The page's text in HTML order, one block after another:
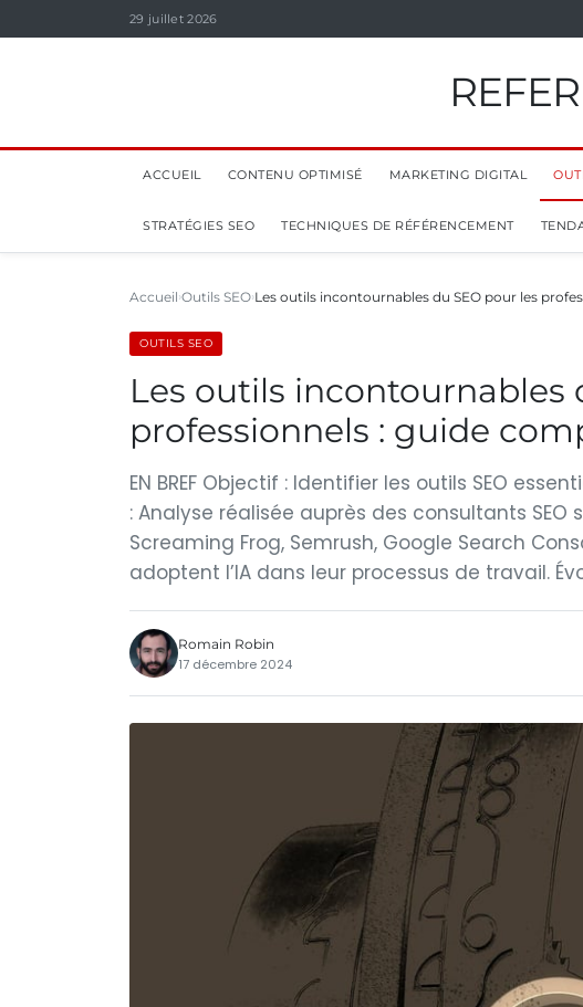
29 juillet 2026
ACCUEIL CONTENU OPTIMISÉ MARKETING DIGITAL
STRATÉGIES SEO TECHNIQUES DE RÉFÉRENCEMENT
Accueil Outils SEO Les outils incontournables du SEO pour les
OUTILS SEO
Les outils incontournables
professionnels : guide
EN BREF Objectif : Identifier les outils SEO
: Analyse réalisée auprès des consultants SEO
Screaming Frog, Semrush, Google Search
adoptent l’IA dans leur processus de travail.
Romain Robin
17 décembre 2024